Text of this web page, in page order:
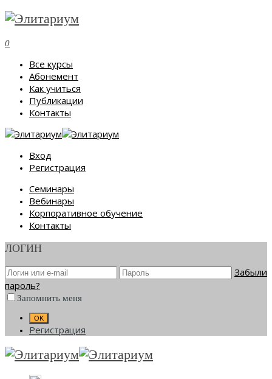
0
Все курсы
Абонемент
Как учиться
Публикации
Контакты
Вход
Регистрация
Семинары
Вебинары
Корпоративное обучение
Контакты
ЛОГИН
Забыли
пароль?
Запомнить меня
Регистрация